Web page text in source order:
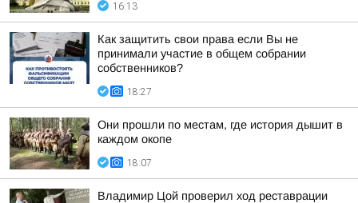
16:13
Как защитить свои права если Вы не
принимали участие в общем собрании
собственников?
18:27
Они прошли по местам, где история дышит в
каждом окопе
18:07
Владимир Цой проверил ход реставрации